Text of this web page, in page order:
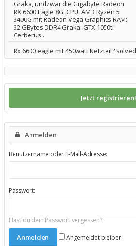
Graka, undzwar die Gigabyte Radeon
RX 6600 Eagle 8G. CPU: AMD Ryzen 5
3400G mit Radeon Vega Graphics RAM:
32 GBytes DDR4 Graka: GTX 1050ti
Cerberus...
Rx 6600 eagle mit 450watt Netzteil? solved
Jetzt registrieren!
Anmelden
Benutzername oder E-Mail-Adresse:
Passwort:
Hast du dein Passwort vergessen?
Angemeldet bleiben